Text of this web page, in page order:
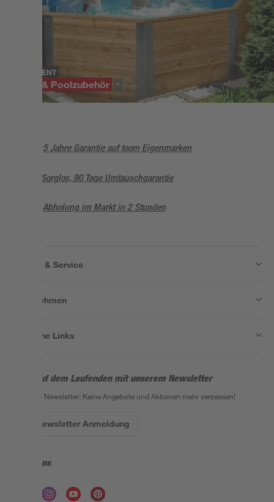
SORTIMENT
Pools & Poolzubehör
5 Jahre Garantie auf toom Eigenmarken
Sorglos, 90 Tage Umtauschgarantie
Abholung im Markt in 2 Stunden
Wissen & Service
Unternehmen
Nützliche Links
Bleib auf dem Laufenden mit unserem Newsletter
Der toom Newsletter: Keine Angebote und Aktionen mehr verpassen!
Zur Newsletter Anmeldung
Folge uns